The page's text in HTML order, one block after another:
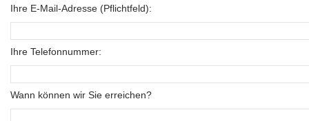
Ihre E-Mail-Adresse (Pflichtfeld):
Ihre Telefonnummer:
Wann können wir Sie erreichen?